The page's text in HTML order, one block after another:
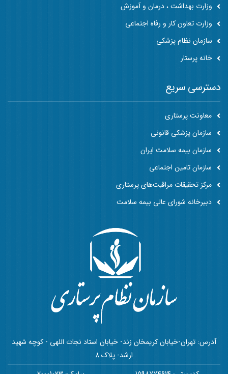
وزارت بهداشت ، درمان و آموزش
وزارت تعاون کار و رفاه اجتماعی
سازمان نظام پزشکی
خانه پرستار
آدرس: تهران-خیابان کریمخان زند- خیابان استاد نجات اللهی - کوچه شهید
ارشد- پلاک 8
دسترسی سریع
معاونت پرستاری
سازمان پزشکی قانونی
سازمان بیمه سلامت ایران
سازمان تامین اجتماعی
مرکز تحقیقات مراقبت‌های پرستاری
دبیرخانه شورای عالی بیمه سلامت